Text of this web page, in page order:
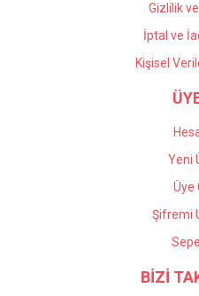
Gizlilik
İptal ve
Kişisel
Yeni
Üye
Şifremi
BİZİ